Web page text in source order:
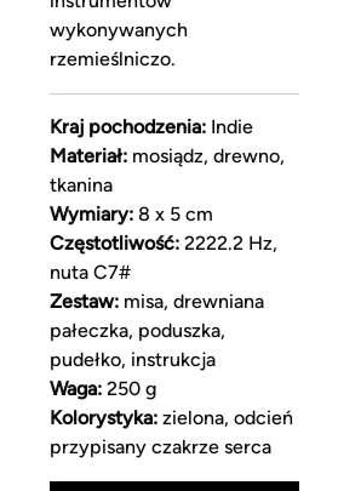
wykonywanych
rzemieślniczo.
Kraj pochodzenia:Indie
Materiał:mosiądz, drewno,
tkanina
Wymiary:8 x 5 cm
Częstotliwość:2222.2 Hz,
nuta C7#
Zestaw:misa, drewniana
pałeczka, poduszka,
pudełko, instrukcja
Waga:250 g
Kolorystyka:zielona, odcień
przypisany czakrze serca